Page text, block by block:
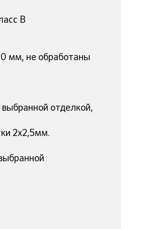
В
мм, не обработаны
выбранной отделкой,
2х2,5мм.